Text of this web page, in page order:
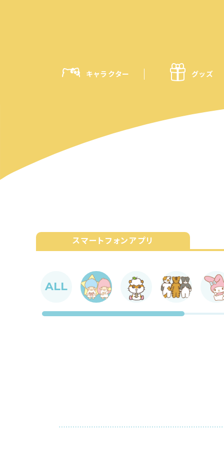
キャラクター グッズ
スマートフォンアプリ
ALL